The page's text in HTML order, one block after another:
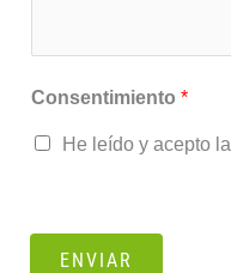
Consentimiento *
He leído y acepto la
ENVIAR